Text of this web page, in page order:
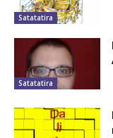
Satatatira
Satatatira